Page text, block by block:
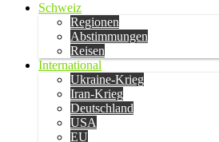
Schweiz
Regionen
Abstimmungen
Reisen
International
Ukraine-Krieg
Iran-Krieg
Deutschland
USA
EU